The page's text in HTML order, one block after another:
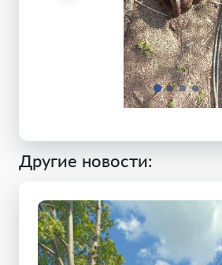
Другие новости: